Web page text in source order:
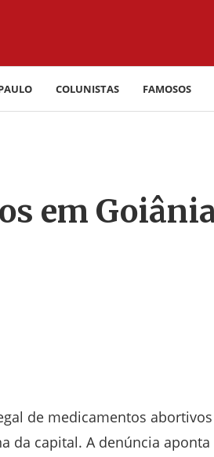
COLUNISTAS FAMOSOS
em
de medicamentos abortivos
da capital. A denúncia aponta